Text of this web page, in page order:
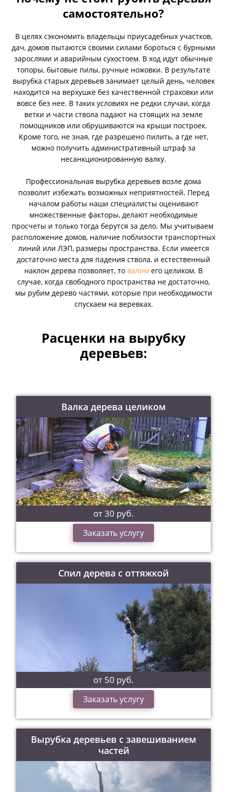
самостоятельно?
В целях сэкономить владельцы приусадебных участков,
дач, домов пытаются своими силами бороться с бурными
зарослями и аварийным сухостоем. В ход идут обычные
топоры, бытовые пилы, ручные ножовки. В результате
вырубка старых деревьев занимает целый день, человек
находится на верхушке без качественной страховки или
вовсе без нее. В таких условиях не редки случаи, когда
ветки и части ствола падают на стоящих на земле
помощников или обрушиваются на крыши построек.
Кроме того, не зная, где разрешено пилить, а где нет,
можно получить административный штраф за
несанкционированную валку.
Профессиональная вырубка деревьев возле дома
позволит избежать возможных неприятностей. Перед
началом работы наши специалисты оценивают
множественные факторы, делают необходимые
просчеты и только тогда берутся за дело. Мы учитываем
расположение домов, наличие поблизости транспортных
линий или ЛЭП, размеры пространства. Если имеется
достаточно места для падения ствола, и естественный
наклон дерева позволяет, то валим его целиком. В
случае, когда свободного пространства не достаточно,
мы рубим дерево частями, которые при необходимости
спускаем на веревках.
Расценки на вырубку
деревьев:
Валка дерева целиком
от 30 руб.
Заказать услугу
Спил дерева с оттяжкой
от 50 руб.
Заказать услугу
Вырубка деревьев с завешиванием
частей